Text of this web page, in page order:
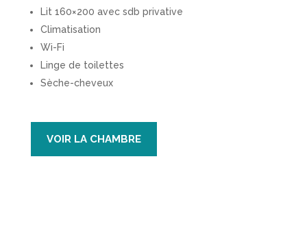
Lit 160×200 avec sdb privative
Climatisation
Wi-Fi
Linge de toilettes
Sèche-cheveux
VOIR LA CHAMBRE